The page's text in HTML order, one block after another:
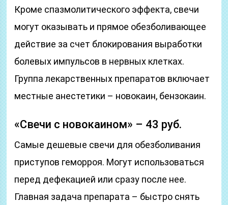
Кроме спазмолитического эффекта, свечи
могут оказывать и прямое обезболивающее
действие за счет блокирования выработки
болевых импульсов в нервных клетках.
Группа лекарственных препаратов включает
местные анестетики – новокаин, бензокаин.
«Свечи с новокаином» – 43 руб.
Самые дешевые свечи для обезболивания
приступов геморроя. Могут использоваться
перед дефекацией или сразу после нее.
Главная задача препарата – быстро снять